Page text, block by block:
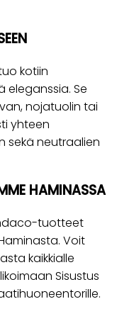
kotiin
eleganssia. Se
nojatuolin tai
yhteen
sekä neutraalien
HAMINASSA
tuotteet
Voit
kaikkialle
Sisustus